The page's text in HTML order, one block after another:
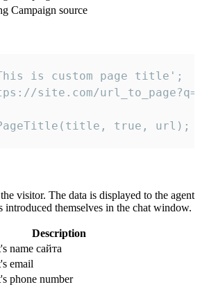
Campaign source
is custom page title';
site.com/
true, url);
visitor. The data is displayed to the agent
themselves in the chat window.
Description
name сайта
email
phone number